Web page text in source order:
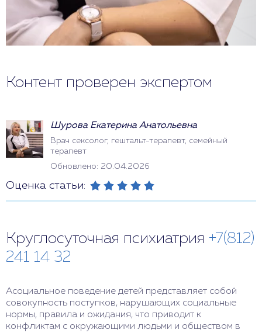
Контент проверен экспертом
Шурова Екатерина Анатольевна
Врач сексолог, гештальт-терапевт, семейный
терапевт
Обновлено: 20.04.2026
Оценка статьи:
Круглосуточная психиатрия +7(812)
241 14 32
Асоциальное поведение детей представляет собой
совокупность поступков, нарушающих социальные
нормы, правила и ожидания, что приводит к
конфликтам с окружающими людьми и обществом в